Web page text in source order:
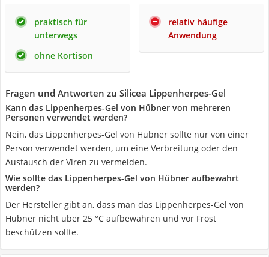
praktisch für
unterwegs
ohne Kortison
relativ häufige
Anwendung
Fragen und Antworten zu Silicea Lippenherpes-Gel
Kann das Lippenherpes-Gel von Hübner von mehreren
Personen verwendet werden?
Nein, das Lippenherpes-Gel von Hübner sollte nur von einer
Person verwendet werden, um eine Verbreitung oder den
Austausch der Viren zu vermeiden.
Wie sollte das Lippenherpes-Gel von Hübner aufbewahrt
werden?
Der Hersteller gibt an, dass man das Lippenherpes-Gel von
Hübner nicht über 25 °C aufbewahren und vor Frost
beschützen sollte.